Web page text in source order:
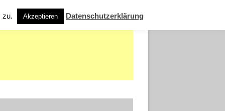
zu. Akzeptieren Datenschutzerklärung